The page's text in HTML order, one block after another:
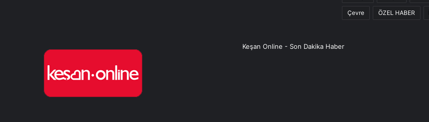
Çevre ÖZEL HABER
Keşan Online - Son Dakika Haber